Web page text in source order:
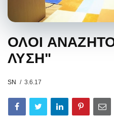
ΟΛΟΙ
ΛΥΣΗ"
SN 3.6.17